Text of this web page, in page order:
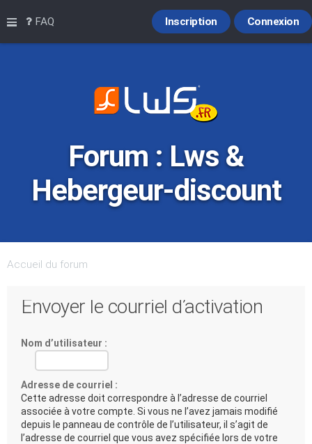
Raccourcis
FAQ Connexion
Inscription
Forum : Lws &
Hebergeur-discount
Accueil du forum
Envoyer le courriel d’activation
Nom d’utilisateur :
Adresse de courriel :
Cette adresse doit correspondre à l’adresse de courriel
associée à votre compte. Si vous ne l’avez jamais modifié
depuis le panneau de contrôle de l’utilisateur, il s’agit de
l’adresse de courriel que vous avez spécifiée lors de votre